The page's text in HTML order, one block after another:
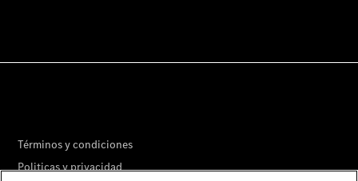
Términos y condiciones
Politicas y privacidad